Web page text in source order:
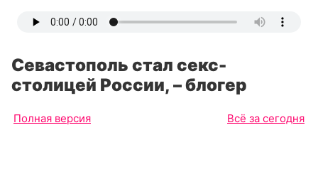
Севастополь стал секс-
столицей России, – блогер
Полная версия Всё за сегодня